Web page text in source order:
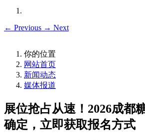
← Previous → Next
你的位置
网站首页
新闻动态
媒体报道
展位抢占从速！2026成都
确定，立即获取报名方式